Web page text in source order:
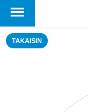
TAKAISIN